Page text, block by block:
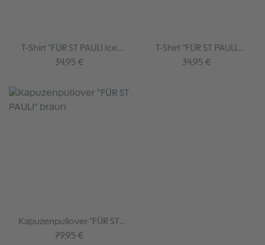
T-Shirt "FÜR ST PAULI Ice
Cream" creme
Regulärer Preis:
34,95 €
T-Shirt "FÜR ST PAULI
Sandwich" creme
Regulärer Preis:
34,95 €
Kapuzenpullover "FÜR ST
PAULI" braun
Regulärer Preis:
79,95 €